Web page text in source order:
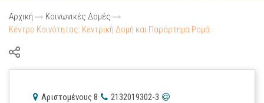
Αρχική
Κοινωνικές Δομές
Κέντρο Κοινότητας: Κεντρική Δομή και Παράρτημα Ρομά
Αριστομένους 8
2132019302-3